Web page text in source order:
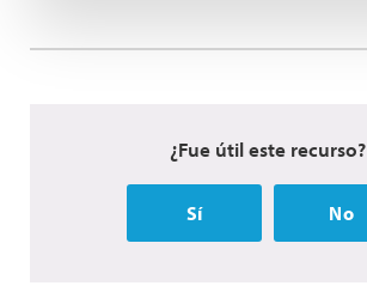
¿Fue útil este recurso?
Sí No